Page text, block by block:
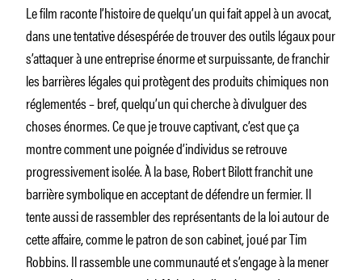
Le film raconte l’histoire de quelqu’un qui fait appel à un avocat,
dans une tentative désespérée de trouver des outils légaux pour
s’attaquer à une entreprise énorme et surpuissante, de franchir
les barrières légales qui protègent des produits chimiques non
réglementés – bref, quelqu’un qui cherche à divulguer des
choses énormes. Ce que je trouve captivant, c’est que ça
montre comment une poignée d’individus se retrouve
progressivement isolée. À la base, Robert Bilott franchit une
barrière symbolique en acceptant de défendre un fermier. Il
tente aussi de rassembler des représentants de la loi autour de
cette affaire, comme le patron de son cabinet, joué par Tim
Robbins. Il rassemble une communauté et s’engage à la mener